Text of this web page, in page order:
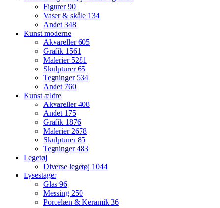
Figurer90
Vaser & skåle 134
Andet 348
Kunst moderne
Akvareller605
Grafik 1561
Malerier 5281
Skulpturer65
Tegninger 534
Andet 760
Kunst ældre
Akvareller408
Andet 175
Grafik 1876
Malerier 2678
Skulpturer85
Tegninger483
Legetøj
Diverse legetøj 1044
Lysestager
Glas 96
Messing 250
Porcelæn & Keramik 36